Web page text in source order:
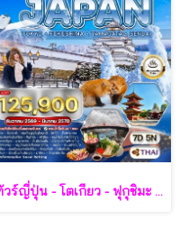
ทัวร์ญี่ปุ่น - โตเกียว - ฟุกุชิมะ - ยามากะตะ - เซนได 7 วัน - TG